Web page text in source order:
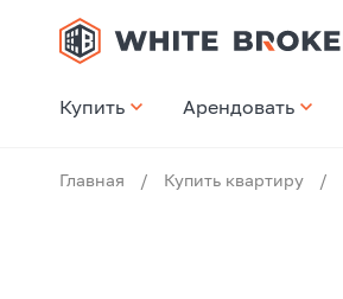
Купить Арендовать
Главная / Купить квартиру /